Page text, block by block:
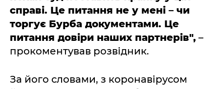
справі. Це питання не у мені – чи
торгує Бурба документами. Це
питання довіри наших партнерів", –
прокоментував розвідник.
За його словами, з коронавірусом